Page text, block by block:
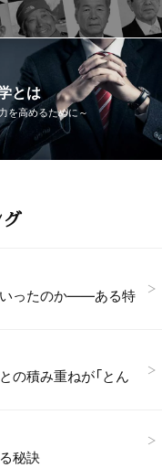
とは
を高めるために～
いったのか——ある特
の積み重ねが「とん
秘訣